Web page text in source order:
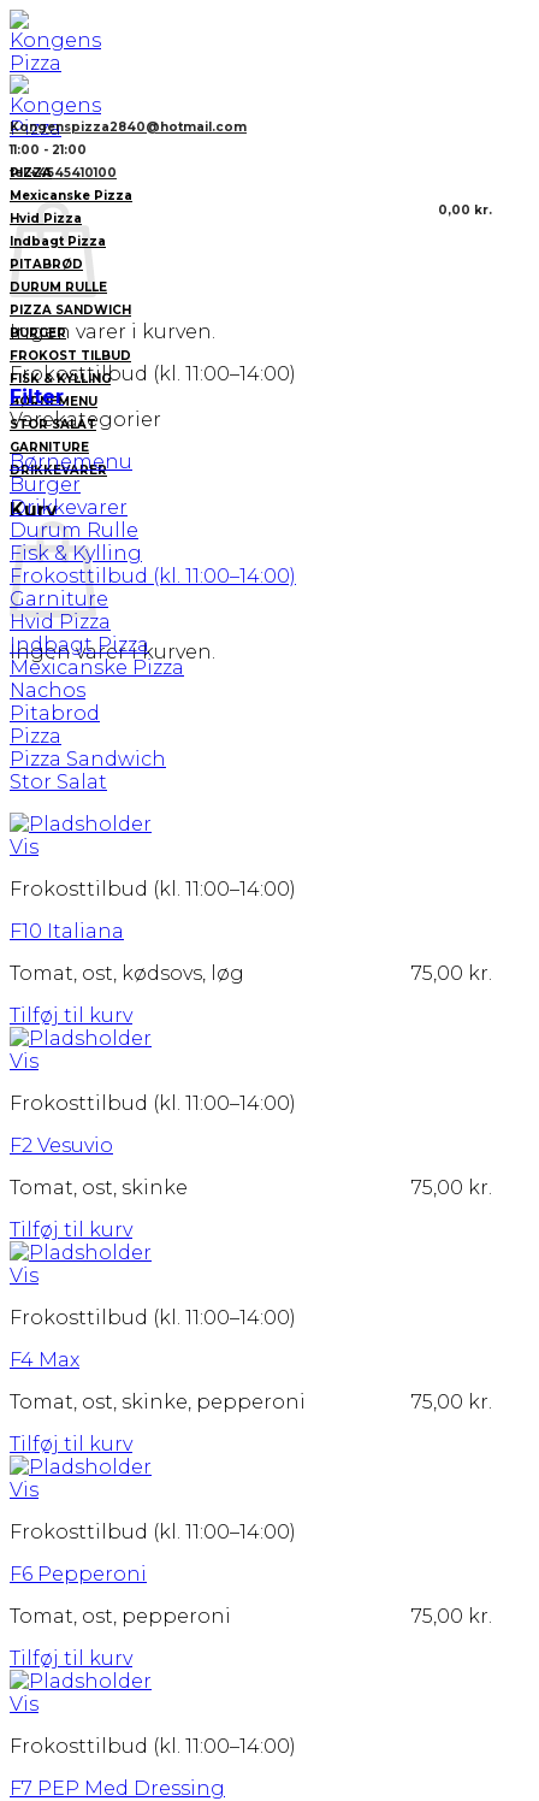
Fortsæt
til
indhold
PIZZA
Mexicanske Pizza
Hvid Pizza
Indbagt Pizza
PITABRØD
DURUM RULLE
PIZZA SANDWICH
BURGER
FROKOST TILBUD
FISK & KYLLING
BØRNEMENU
STOR SALAT
GARNITURE
DRIKKEVARER
Kurv
Ingen varer i kurven.
Kongenspizza2840@hotmail.com
11:00 - 21:00
tel:+4545410100
0,00 kr.
Ingen varer i kurven.
Frokosttilbud (kl. 11:00–14:00)
Filter
Varekategorier
Børnemenu
Burger
Drikkevarer
Durum Rulle
Fisk & Kylling
Frokosttilbud (kl. 11:00–14:00)
Garniture
Hvid Pizza
Indbagt Pizza
Mexicanske Pizza
Nachos
Pitabrod
Pizza
Pizza Sandwich
Stor Salat
Vis
Frokosttilbud (kl. 11:00–14:00)
F10 Italiana
75,00 kr.
Tomat, ost, kødsovs, løg
Tilføj til kurv
Vis
Frokosttilbud (kl. 11:00–14:00)
F2 Vesuvio
75,00 kr.
Tomat, ost, skinke
Tilføj til kurv
Vis
Frokosttilbud (kl. 11:00–14:00)
F4 Max
75,00 kr.
Tomat, ost, skinke, pepperoni
Tilføj til kurv
Vis
Frokosttilbud (kl. 11:00–14:00)
F6 Pepperoni
75,00 kr.
Tomat, ost, pepperoni
Tilføj til kurv
Vis
Frokosttilbud (kl. 11:00–14:00)
F7 PEP Med Dressing